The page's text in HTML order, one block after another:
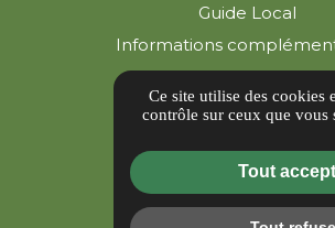
Guide Local
Informations
Mentions légales
Politique de
Ce site utilise des cookies
contrôle sur ceux que vous
Tout